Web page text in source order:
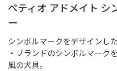
ペティオ アドメイト シ
ー
シンボルマークをデザインし
・ブランドのシンボルマーク
風の犬具。